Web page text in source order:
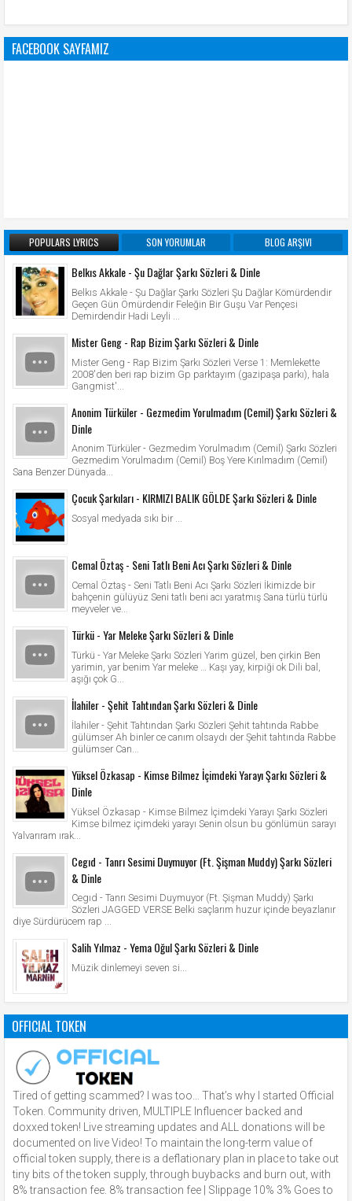
FACEBOOK SAYFAMIZ
POPULARS LYRICS SON YORUMLAR BLOG ARŞIVI
Belkıs Akkale - Şu Dağlar Şarkı Sözleri & Dinle
Belkıs Akkale - Şu Dağlar Şarkı Sözleri Şu Dağlar Kömürdendir
Geçen Gün Ömürdendir Feleğin Bir Guşu Var Pençesi
Demirdendir Hadi Leyli ...
Mister Geng - Rap Bizim Şarkı Sözleri & Dinle
Mister Geng - Rap Bizim Şarkı Sözleri Verse 1: Memlekette
2008'den beri rap bizim Gp parktayım (gazipaşa parkı), hala
Gangmist'...
Anonim Türküler - Gezmedim Yorulmadım (Cemil) Şarkı Sözleri &
Dinle
Anonim Türküler - Gezmedim Yorulmadım (Cemil) Şarkı Sözleri
Gezmedim Yorulmadım (Cemil) Boş Yere Kırılmadım (Cemil)
Sana Benzer Dünyada...
Çocuk Şarkıları - KIRMIZI BALIK GÖLDE Şarkı Sözleri & Dinle
Sosyal medyada sıkı bir ...
Cemal Öztaş - Seni Tatlı Beni Acı Şarkı Sözleri & Dinle
Cemal Öztaş - Seni Tatlı Beni Acı Şarkı Sözleri İkimizde bir
bahçenin gülüyüz Seni tatlı beni acı yaratmış Sana türlü türlü
meyveler ve...
Türkü - Yar Meleke Şarkı Sözleri & Dinle
Türkü - Yar Meleke Şarkı Sözleri Yarim güzel, ben çirkin Ben
yarimin, yar benim Yar meleke … Kaşı yay, kirpiği ok Dili bal,
aşığı çok G...
İlahiler - Şehit Tahtından Şarkı Sözleri & Dinle
İlahiler - Şehit Tahtından Şarkı Sözleri Şehit tahtında Rabbe
gülümser Ah binler ce canım olsaydı der Şehit tahtında Rabbe
gülümser Can...
Yüksel Özkasap - Kimse Bilmez İçimdeki Yarayı Şarkı Sözleri &
Dinle
Yüksel Özkasap - Kimse Bilmez İçimdeki Yarayı Şarkı Sözleri
Kimse bilmez içimdeki yarayı Senin olsun bu gönlümün sarayı
Yalvarıram ırak...
Cegıd - Tanrı Sesimi Duymuyor (Ft. Şişman Muddy) Şarkı Sözleri
& Dinle
Cegıd - Tanrı Sesimi Duymuyor (Ft. Şişman Muddy) Şarkı
Sözleri JAGGED VERSE Belki saçlarım huzur içinde beyazlanır
diye Sürdürücem rap ...
Salih Yılmaz - Yema Oğul Şarkı Sözleri & Dinle
Müzik dinlemeyi seven si...
OFFICIAL TOKEN
Tired of getting scammed? I was too… That’s why I started Official
Token. Community driven, MULTIPLE Influencer backed and
doxxed token! Live streaming updates and ALL donations will be
documented on live Video! To maintain the long-term value of
official token supply, there is a deflationary plan in place to take out
tiny bits of the token supply, through buybacks and burn out, with
8% transaction fee. 8% transaction fee | Slippage 10% 3% Goes to